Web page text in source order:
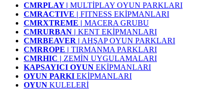
CMRPLAY | MULTİPLAY OYUN PARKLARI
CMRACTIVE | FITNESS EKİPMANLARI
CMRXTREME | MACERA GRUBU
CMRURBAN | KENT EKİPMANLARI
CMRBEAVER | AHŞAP OYUN PARKLARI
CMRROPE | TIRMANMA PARKLARI
CMRHIC | ZEMİN UYGULAMALARI
KAPSAYICI OYUN EKİPMANLARI
OYUN PARKI EKİPMANLARI
OYUN KULELERİ